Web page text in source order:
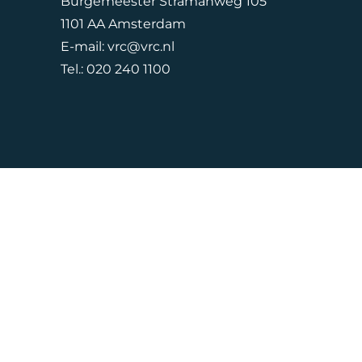
1101 AA Amsterdam
E-mail:vrc@vrc.nl
Tel.:020 240 1100